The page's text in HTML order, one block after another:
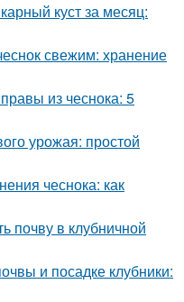
куст за месяц:
свежим: хранение
из чеснока: 5
урожая: простой
чеснока: как
почву в клубничной
и посадке клубники: